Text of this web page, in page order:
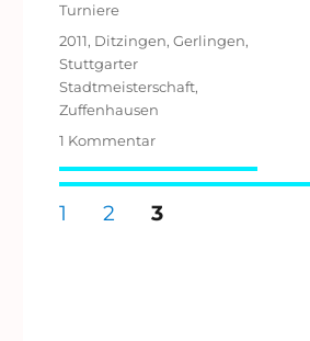
Turniere
Schlagwörter
2011, Ditzingen, Gerlingen,
Stuttgarter
Stadtmeisterschaft,
Zuffenhausen
1 Kommentarzu
Internationale
Stuttgarter
Stadtmeisterschaft
SEITE
1 SEITE
2 SEITE
3